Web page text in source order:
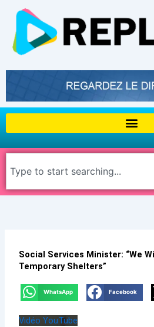
contenu
Social Services Minister: “We
Temporary Shelters”
WhatsApp Facebook
Vidéo YouTube